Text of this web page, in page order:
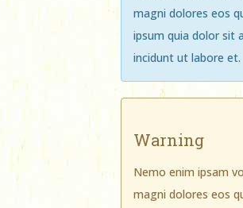
magni dolores eos
ipsum quia dolor sit
incidunt ut labore et.
Warning
Nemo enim ipsam
magni dolores eos